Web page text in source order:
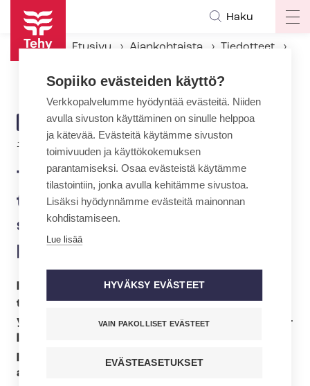
Hyppää
pääsisältöön
Haku
Etusivu Ajankohtaista
Tiedotteet
ARTIKKELIN
KATEGORIA
TIEDOTE
16.10.2012 | 21:00
Tehyn ter­vey­den­hoi­ta­ja­jaos­
to: Laajat ter­veys­tar­kas­tuk­
set tukevat lasten ja koko
perheen hyvinvointia
Laajassa ter­veys­tar­kas­tuk­ses­sa
terveydenhoitaja ja lääkäri arvioivat
yhteistyössä muiden tarvittavien am­mat­ti­hen­
perheen hyvinvointia. Tarkastukseen sisältyy
aina vanhempien hyvinvoinnin arvio.
Sopiiko evästeiden käyttö?
Verkkopalvelumme hyödyntää evästeitä. Niiden
avulla sivuston käyttäminen on sinulle helppoa
ja kätevää. Evästeitä käytämme sivuston
toimivuuden ja käyttökokemuksen
parantamiseksi. Osaa evästeistä käytämme
tilastointiin, jonka avulla kehitämme sivustoa.
Lisäksi hyödynnämme evästeitä mainonnan
kohdistamiseen.
Lue lisää
HYVÄKSY EVÄSTEET
VAIN PAKOLLISET EVÄSTEET
EVÄSTEASETUKSET